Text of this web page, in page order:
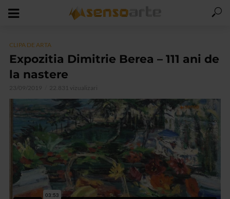
CLIPA DE ARTA
Expozitia Dimitrie Berea – 111 ani de
la nastere
23/09/2019 22.831 vizualizari